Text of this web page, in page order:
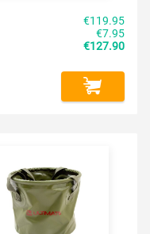
€119.95
€7.95
€127.90